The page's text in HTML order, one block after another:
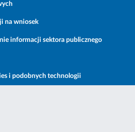
na wniosek
informacji sektora publicznego
i podobnych technologii